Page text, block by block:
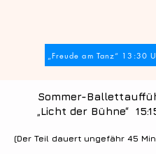
„Freude am Tanz“ 13:30
Sommer-
„Licht der Bühne“
(Der Teil dauert ungefähr 45